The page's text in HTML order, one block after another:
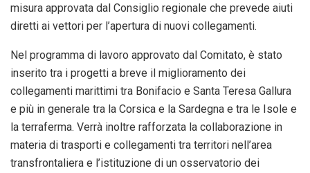
misura approvata dal Consiglio regionale che prevede aiuti
diretti ai vettori per l’apertura di nuovi collegamenti.
Nel programma di lavoro approvato dal Comitato, è stato
inserito tra i progetti a breve il miglioramento dei
collegamenti marittimi tra Bonifacio e Santa Teresa Gallura
e più in generale tra la Corsica e la Sardegna e tra le Isole e
la terraferma. Verrà inoltre rafforzata la collaborazione in
materia di trasporti e collegamenti tra territori nell’area
transfrontaliera e l’istituzione di un osservatorio dei